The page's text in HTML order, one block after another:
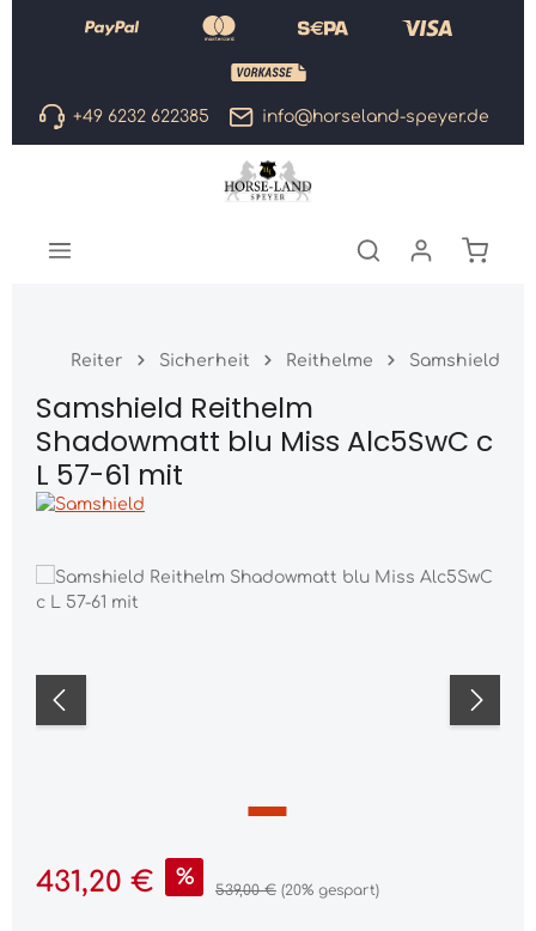
Zum Hauptinhalt springen
+49 6232 622385 info@horseland-speyer.de
Reiter Sicherheit Reithelme Samshield
Samshield Reithelm
Shadowmatt blu Miss Alc5SwC c
L 57-61 mit
Bildergalerie überspringen
Verkaufspreis:
431,20 € % Regulärer Preis:
539,00 € (20% gespart)